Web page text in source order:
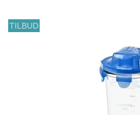
TILBUD